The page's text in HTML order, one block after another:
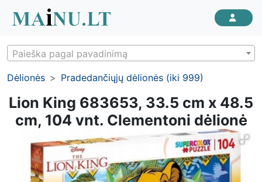
Paieška pagal pavadinimą
Dėlionės Pradedančiųjų dėlionės (iki 999)
Lion King 683653, 33.5 cm x 48.5
cm, 104 vnt. Clementoni dėlionė